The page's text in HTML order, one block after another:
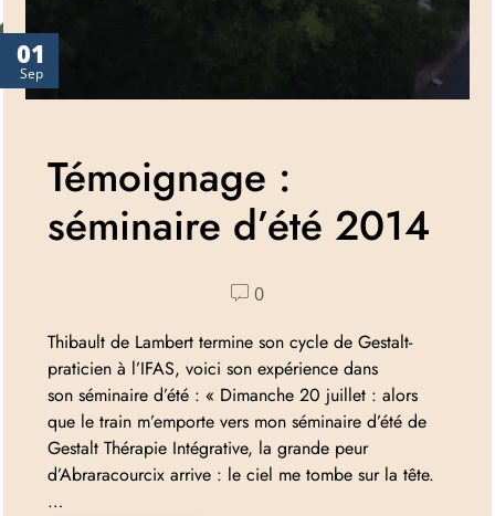
01
Sep
Témoignage :
séminaire d’été 2014
0
Thibault de Lambert termine son cycle de Gestalt-
praticien à l’IFAS, voici son expérience dans
son séminaire d’été : « Dimanche 20 juillet : alors
que le train m’emporte vers mon séminaire d’été de
Gestalt Thérapie Intégrative, la grande peur
d’Abraracourcix arrive : le ciel me tombe sur la tête.
…